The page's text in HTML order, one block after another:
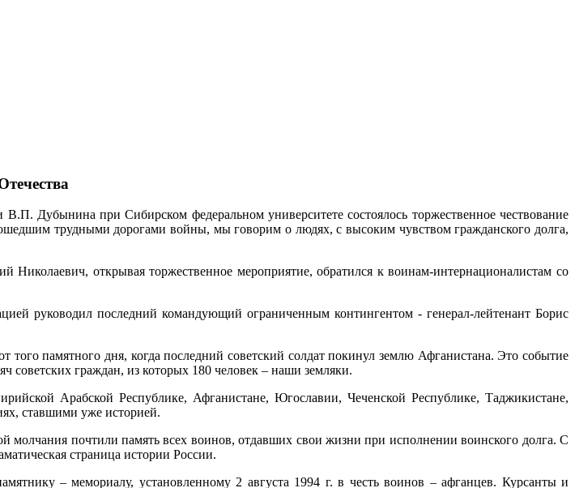
Дубынина при Сибирском федеральном университете состоялось торжественное чествование
трудными дорогами войны, мы говорим о людях, с высоким чувством гражданского долга,
Николаевич, открывая торжественное мероприятие, обратился к воинам-интернационалистам со
руководил последний командующий ограниченным контингентом - генерал-лейтенант Борис
памятного дня, когда последний советский солдат покинул землю Афганистана. Это событие
советских граждан, из которых 180 человек – наши земляки.
Арабской Республике, Афганистане, Югославии, Чеченской Республике, Таджикистане,
ставшими уже историей.
молчания почтили память всех воинов, отдавших свои жизни при исполнении воинского долга. С
страница истории России.
– мемориалу, установленному 2 августа 1994 г. в честь воинов – афганцев. Курсанты и